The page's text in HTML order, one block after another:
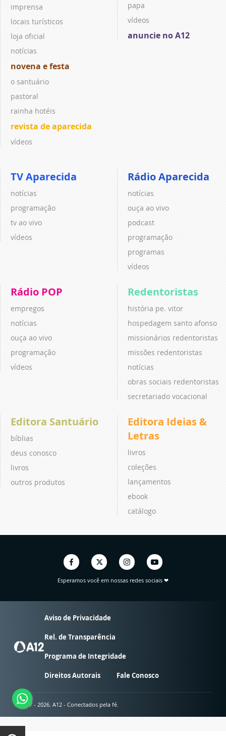
imprensa
locais turísticos
loja oficial
notícias
novena e festa
o santuário
pastoral
rainha hotéis
revista de aparecida
vídeos
papa
vídeos
anuncie no A12
TV Aparecida
notícias
programação
tv ao vivo
vídeos
Rádio Aparecida
notícias
ouça ao vivo
podcast
programação
programas
vídeos
Rádio POP
empregos
notícias
ouça ao vivo
programação
vídeos
Redentoristas
história pe. vitor
hospedagem santo afonso
missionários redentoristas
missões redentoristas
notícias
obras sociais redentoristas
secretariado vocacional
Editora Santuário
bíblias
deus conosco
livros
outros produtos
Editora Ideias &
Letras
livros
coleções
lançamentos
ebook
catálogo
Esperamos você em nossas redes sociais ❤
Aviso de Privacidade
Rel. de Transparência
Programa de Integridade
Direitos Autorais Fale Conosco
© 2007 - 2026. A12 - Conectados pela fé.